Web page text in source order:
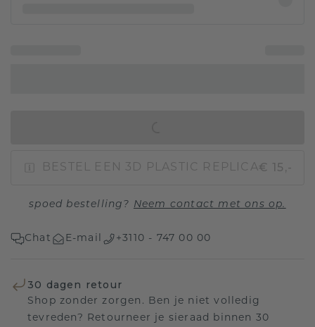
BESTEL EEN 3D PLASTIC REPLICA€ 15,-
spoed bestelling? Neem contact met ons op.
Chat E-mail +3110 - 747 00 00
30 dagen retour
Shop zonder zorgen. Ben je niet volledig
tevreden? Retourneer je sieraad binnen 30